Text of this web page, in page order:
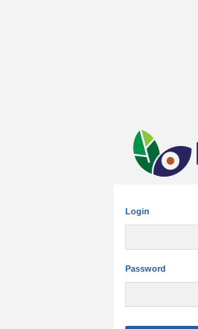
Login
Password